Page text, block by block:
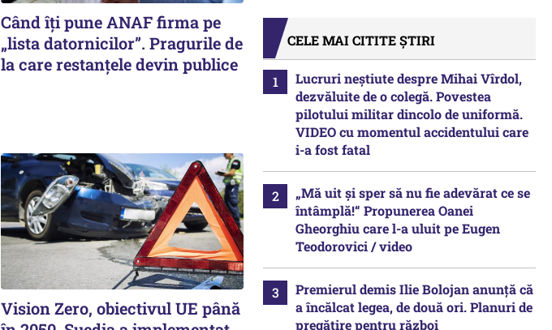
Când îți pune ANAF firma pe
„lista datornicilor”. Pragurile de
la care restanțele devin publice
Vision Zero, obiectivul UE până
CELE MAI CITITE ȘTIRI
Lucruri neștiute despre Mihai Vîrdol,
dezvăluite de o colegă. Povestea
pilotului militar dincolo de uniformă.
VIDEO cu momentul accidentului care
i-a fost fatal
„Mă uit și sper să nu fie adevărat ce se
întâmplă!“ Propunerea Oanei
Gheorghiu care l-a uluit pe Eugen
Teodorovici / video
Premierul demis Ilie Bolojan anunță că
a încălcat legea, de două ori. Planuri de
pregătire pentru război